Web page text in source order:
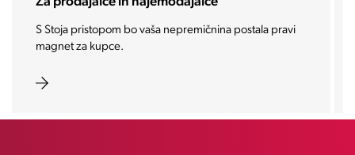
S Stoja pristopom bo vaša nepremičnina postala pravi
magnet za kupce.